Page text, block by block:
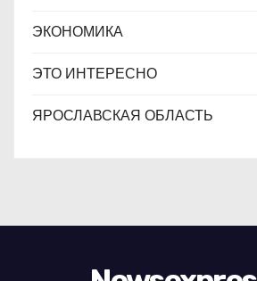
ЭКОНОМИКА
ЭТО ИНТЕРЕСНО
ЯРОСЛАВСКАЯ ОБЛАСТЬ